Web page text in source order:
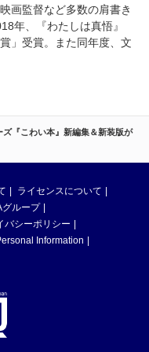
『こわい本』新編集＆新装版が
画監督など多数の肩書き
年、『わたしは真悟』
」受賞。また同年度、文
ライセンスについて
グループ
バシーポリシー
Information